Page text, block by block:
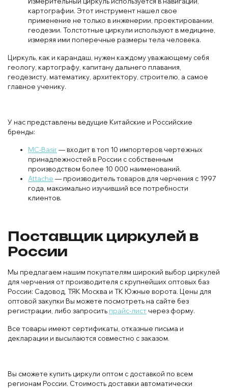
картографии. Этот инструмент нашел свое
применение не только в инженерии, проектировании,
геодезии. Толстотные циркули используют в медицине,
измеряя ими поперечные размеры тела человека.
Циркуль, как и карандаш, нужен каждому уважающему себя
геологу, картографу, капитану дальнего плавания,
геодезисту, математику, архитектору, строителю, а самое
главное ученику.
У нас представлены ведущие Китайские и Российские
бренды:
MC-Basir— входит в топ 10 импортеров чертежных
принадлежностей в России с собственным
производством более 10 000 наименований.
Attache — производитель товаров для черчения с 1997
года, максимально изучивший все потребности
клиентов.
Поставщик циркулей в
России
Мы предлагаем нашим покупателям широкий выбор циркулей
для черчения от производителя с крупнейших оптовых баз
России: Садовод, ТЯК Москва и ТК Южные ворота. Цены для
оптовой закупки Вы можете посмотреть на сайте без
регистрации, либо запросить прайс-лист через форму.
Все товары имеют сертификаты, отказные письма и
декларации и высылаются совместно с заказом.
Вы сможете купить циркули оптом с доставкой по всем
регионам России. Стоимость доставки автоматически